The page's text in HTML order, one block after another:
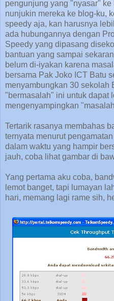
pengunjung yang "nyasar"
nunjukin mereka ke blog-ku,
speedy aja, kan harusnya
ada hubungannya dengan
Speedy yang dipasang
bantuan yang sampai
belum di-iyakan karena
bersama Pak Joko ICT Batu
menyambungkan 30 sekolah
"bermasalah" ini untuk dapat
mengenyampingkan
Tertarik rasanya membahas
ternyata menurut
dalam waktu yang hampir
jauh, coba lihat gambar di
Yang pertama aku coba,
lemot banget, tapi lumayan
hari, memang lagi rame sih,